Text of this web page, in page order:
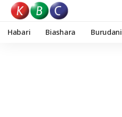
Habari Biashara Burudani